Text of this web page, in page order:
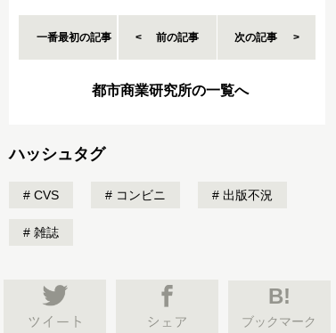
一番最初の記事 前の記事 次の記事
都市商業研究所の一覧へ
ハッシュタグ
CVS コンビニ 出版不況
雑誌
B!
ブックマーク